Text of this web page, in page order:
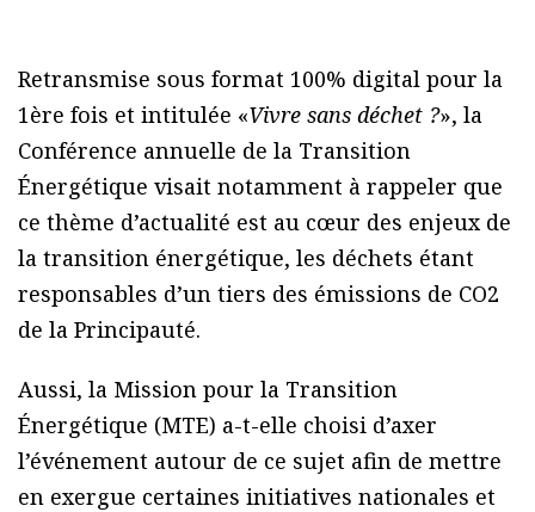
Retransmise sous format 100% digital pour la
1ère fois et intitulée «Vivre sans déchet ?», la
Conférence annuelle de la Transition
Énergétique visait notamment à rappeler que
ce thème d’actualité est au cœur des enjeux de
la transition énergétique, les déchets étant
responsables d’un tiers des émissions de CO2
de la Principauté.
Aussi, la Mission pour la Transition
Énergétique (MTE) a-t-elle choisi d’axer
l’événement autour de ce sujet afin de mettre
en exergue certaines initiatives nationales et